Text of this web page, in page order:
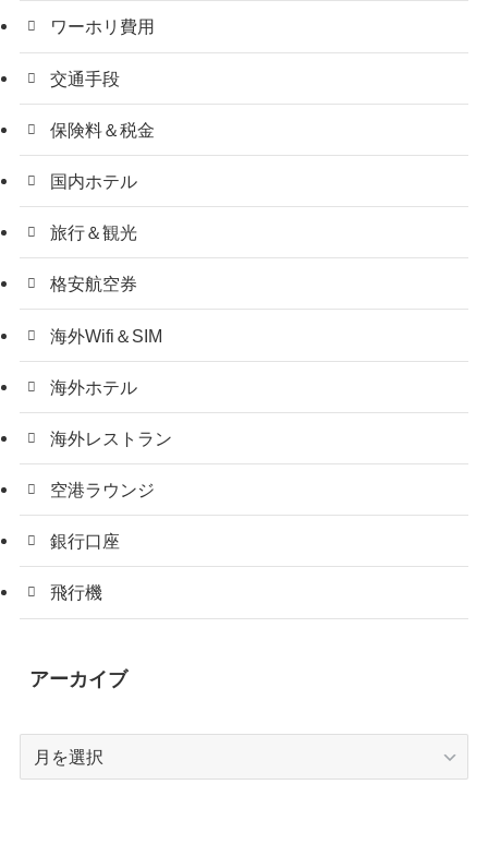
ワーホリ費用
交通手段
保険料＆税金
国内ホテル
旅行＆観光
格安航空券
海外Wifi＆SIM
海外ホテル
海外レストラン
空港ラウンジ
銀行口座
飛行機
アーカイブ